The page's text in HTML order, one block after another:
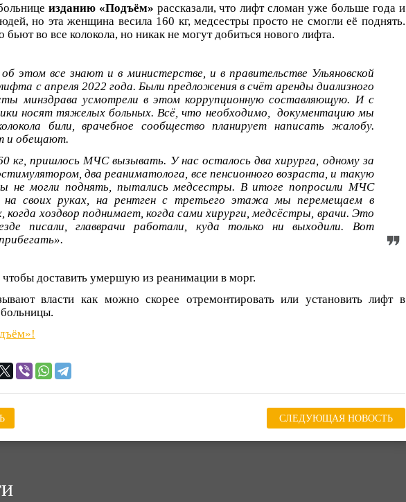
изданию «Подъём» рассказали, что лифт сломан уже больше года и
но эта женщина весила 160 кг, медсестры просто не смогли её поднять.
во все колокола, но никак не могут добиться нового лифта.
этом все знают и в министерстве, и в правительстве Ульяновской
с апреля 2022 года. Были предложения в счёт аренды диализного
минздрава усмотрели в этом коррупционную составляющую. И с
носят тяжелых больных. Всё, что необходимо, документацию мы
били, врачебное сообщество планирует написать жалобу.
и обещают.
кг, пришлось МЧС вызывать. У нас осталось два хирурга, одному за
два реаниматолога, все пенсионного возраста, и такую
не могли поднять, пытались медсестры. В итоге попросили МЧС
на своих руках, на рентген с третьего этажа мы перемещаем в
когда хоздвор поднимает, когда сами хирурги, медсёстры, врачи. Это
писали, главврачи работали, куда только ни выходили. Вот
доставить умершую из реанимации в морг.
власти как можно скорее отремонтировать или установить лифт в
СЛЕДУЮЩАЯ НОВОСТЬ